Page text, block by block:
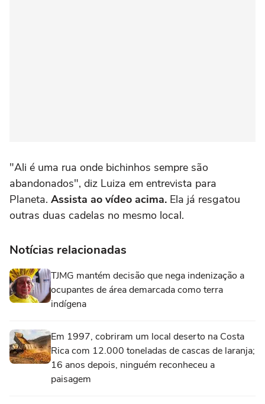
"Ali é uma rua onde bichinhos sempre são
abandonados", diz Luiza em entrevista para
Planeta. Assista ao vídeo acima. Ela já resgatou
outras duas cadelas no mesmo local.
Notícias relacionadas
TJMG mantém decisão que nega indenização a
ocupantes de área demarcada como terra
indígena
Em 1997, cobriram um local deserto na Costa
Rica com 12.000 toneladas de cascas de laranja;
16 anos depois, ninguém reconheceu a
paisagem